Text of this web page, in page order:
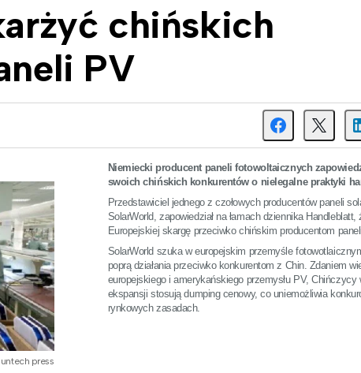
chińskich
PV
press
Niemiecki producent paneli fotowoltaicznych
swoich chińskich konkurentów o nielegalne praktyki
Przedstawiciel jednego z czołowych producentów paneli
SolarWorld, zapowiedział na łamach dziennika Handleblatt,
Europejskiej skargę przeciwko chińskim producentom
SolarWorld szuka w europejskim przemyśle
poprą działania przeciwko konkurentom z Chin. Zdaniem
europejskiego i amerykańskiego przemysłu PV, Chińczycy
ekspansji stosują dumping cenowy, co uniemożliwia
rynkowych zasadach.